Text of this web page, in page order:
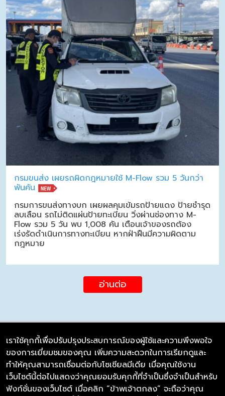
กรมขนส่ง เผยรถผิดกฎหมายใช้ M-Flow รวม 5 วันกว่า
พันคัน
กรมการขนส่งทางบก เผยผลคุมเข้มรถป้ายแดง ป้ายชำรุด
ลบเลือน รถไม่ติดแผ่นป้ายทะเบียน วิ่งผ่านช่องทาง M-
Flow รวม 5 วัน พบ 1,008 คัน เตือนเจ้าของรถต้อง
เร่งรัดดำเนินการทางทะเบียน หากฝ่าฝืนมีความผิดตาม
กฎหมาย
อ่านต่อ
บริษัท ซิมลิงค์ จำกัด
98/226 Bangrakyai-Baanmai Road,
Bangyai, Nonthaburi 11140
เราใช้คุกกี้เพื่อปรับปรุงประสบการณ์ของผู้ใช้และความพึงพอใจ
ของการเยี่ยมชมของคุณ เพิ่มความสะดวกในการเรียกดูและ
ทำให้คุณสามารถเชื่อมต่อกับโซเชียลมีเดีย เมื่อคุณใช้งาน
เว็บไซต์นี้ต่อไปแสดงว่าคุณยอมรับคุกกี้ที่จำเป็นซึ่งจำเป็นสำหรับ
ฟังก์ชั่นของเว็บไซต์ เมื่อคลิก “ข้าพเจ้าตกลง” จะถือว่าคุณ